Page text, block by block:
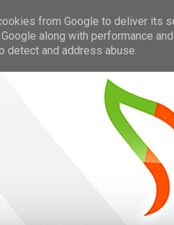
from Google to deliver its
along with performance
detect and address abuse.